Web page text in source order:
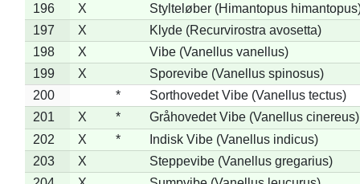
196
X
Stylteløber (Himantopus
197
X
Klyde (Recurvirostra avosetta)
198
X
Vibe (Vanellus vanellus)
199
X
Sporevibe (Vanellus spinosus)
200
*
Sorthovedet Vibe (Vanellus tectus)
201
X *
Gråhovedet Vibe (Vanellus cinereus)
202
X *
Indisk Vibe (Vanellus indicus)
203
X
Steppevibe (Vanellus gregarius)